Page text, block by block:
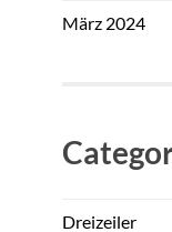
März 2024
Dreizeiler